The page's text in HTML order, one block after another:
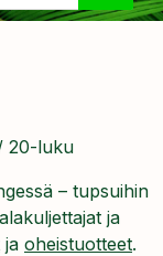
20-luku
– tupsuihin
ja
ja oheistuotteet.